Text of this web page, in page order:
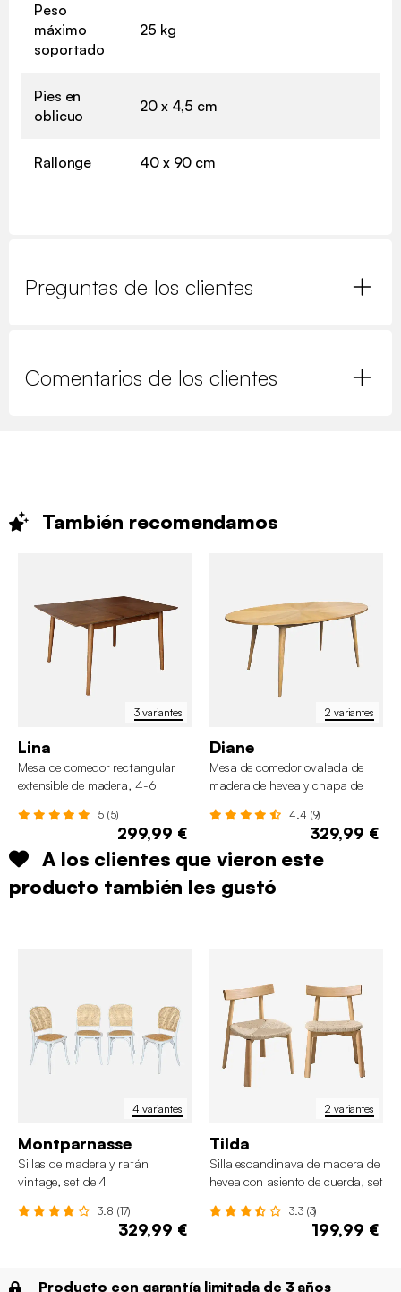
Peso
máximo
soportado
25 kg
Pies en
oblicuo
20 x 4,5 cm
Rallonge 40 x 90 cm
Preguntas de los clientes
Comentarios de los clientes
También recomendamos
3 variantes
Lina
Mesa de comedor rectangular
extensible de madera, 4-6
5 (5)
299,99 €
2 variantes
Diane
Mesa de comedor ovalada de
madera de hevea y chapa de
4.4 (9)
329,99 €
A los clientes que vieron este
producto también les gustó
4 variantes
Montparnasse
Sillas de madera y ratán
vintage, set de 4
3.8 (17)
329,99 €
2 variantes
Tilda
Silla escandinava de madera de
hevea con asiento de cuerda, set
3.3 (3)
199,99 €
Producto con garantía limitada de 3 años